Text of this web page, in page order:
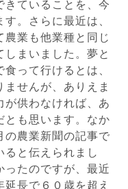
きていることを、今
。さらに最近は、
業も他業種と同じ
まいました。夢と
って行けるとは、
せんが、ありえま
供わなければ、あ
とも思います。なか
の農業新聞の記事で
と伝えられまし
たのですが、最近
長で６０歳を超え